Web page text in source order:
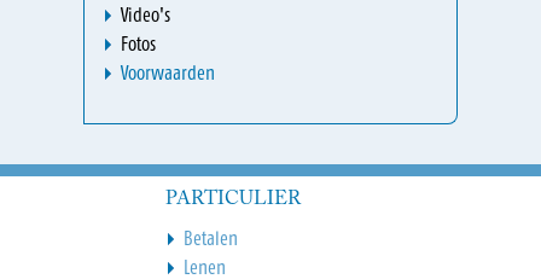
Video's
Fotos
Voorwaarden
PARTICULIER
Betalen
Lenen